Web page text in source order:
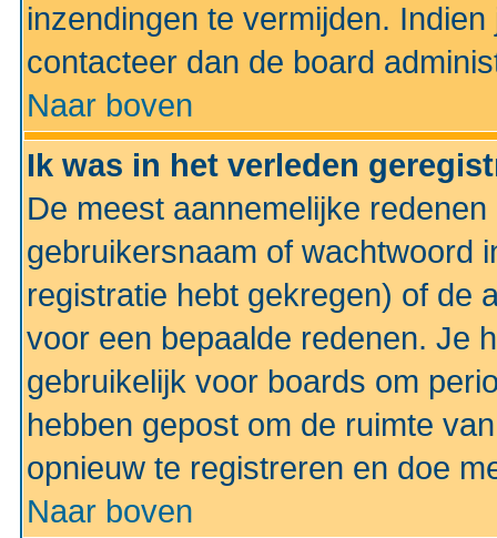
inzendingen te vermijden.
contacteer dan de board
Naar boven
Ik was in het verleden
De meest aannemelijke
gebruikersnaam of wachtwoord
registratie hebt gekregen) of de
voor een bepaalde redenen. Je
gebruikelijk voor boards om
hebben gepost om de ruimte
opnieuw te registreren en doe
Naar boven